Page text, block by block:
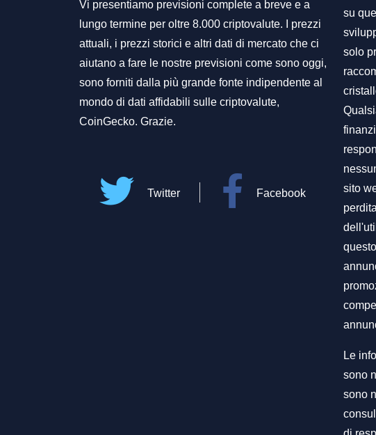
Vi presentiamo previsioni complete a breve e a
lungo termine per oltre 8.000 criptovalute. I prezzi
attuali, i prezzi storici e altri dati di mercato che ci
aiutano a fare le nostre previsioni come sono oggi,
sono forniti dalla più grande fonte indipendente al
mondo di dati affidabili sulle criptovalute,
CoinGecko. Grazie.
Twitter Facebook
su
solo
sito
Le
sono
sono